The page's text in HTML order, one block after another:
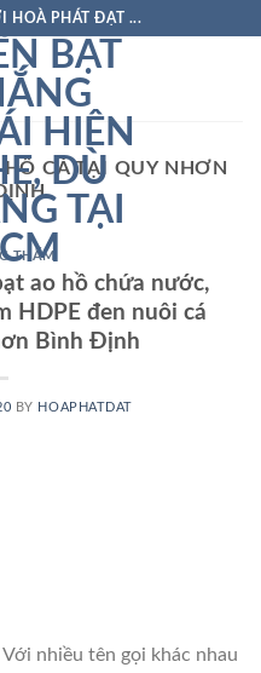
HOÀ PHÁT ĐẠT ...
CÁ TẠI QUY NHƠN
THẤM
ao hồ chứa nước,
HDPE đen nuôi cá
Bình Định
BY HOAPHATDAT
nhiều tên gọi khác nhau